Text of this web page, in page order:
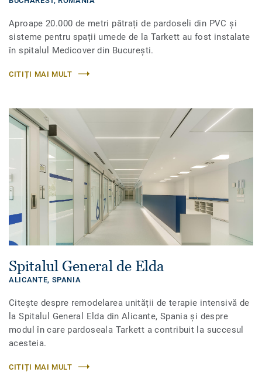
Aproape 20.000 de metri pătrați de pardoseli din PVC și
sisteme pentru spații umede de la Tarkett au fost instalate
în spitalul Medicover din București.
CITIȚI MAI MULT
Spitalul General de Elda
ALICANTE, SPANIA
Citește despre remodelarea unității de terapie intensivă de
la Spitalul General Elda din Alicante, Spania și despre
modul în care pardoseala Tarkett a contribuit la succesul
acesteia.
CITIȚI MAI MULT